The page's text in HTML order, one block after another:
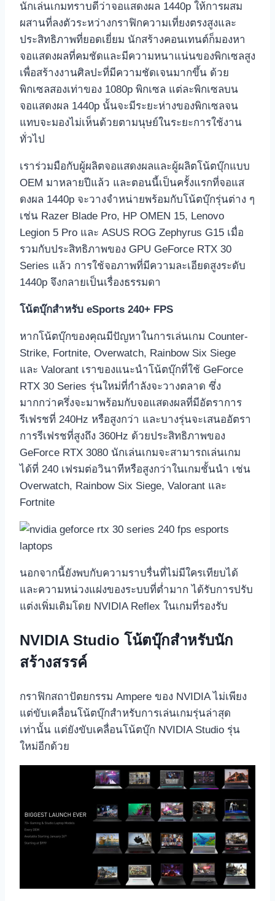
นักเล่นเกมทราบดีว่าจอแสดงผล 1440p ให้การผสม
ผสานที่ลงตัวระหว่างกราฟิกความเที่ยงตรงสูงและ
ประสิทธิภาพที่ยอดเยี่ยม นักสร้างคอนเทนต์ก็มองหา
จอแสดงผลที่คมชัดและมีความหนาแน่นของพิกเซลสูง
เพื่อสร้างงานศิลปะที่มีความชัดเจนมากขึ้น ด้วย
พิกเซลสองเท่าของ 1080p พิกเซล แต่ละพิกเซลบน
จอแสดงผล 1440p นั้นจะมีระยะห่างของพิกเซลจน
แทบจะมองไม่เห็นด้วยตามนุษย์ในระยะการใช้งาน
ทั่วไป
เราร่วมมือกับผู้ผลิตจอแสดงผลและผู้ผลิตโน้ตบุ๊กแบบ
OEM มาหลายปีแล้ว และตอนนี้เป็นครั้งแรกที่จอแส
ดงผล 1440p จะวางจำหน่ายพร้อมกับโน้ตบุ๊กรุ่นต่าง ๆ
เช่น Razer Blade Pro, HP OMEN 15, Lenovo
Legion 5 Pro และ ASUS ROG Zephyrus G15 เมื่อ
รวมกับประสิทธิภาพของ GPU GeForce RTX 30
Series แล้ว การใช้จอภาพที่มีความละเอียดสูงระดับ
1440p จึงกลายเป็นเรื่องธรรมดา
โน้ตบุ๊กสำหรับ eSports 240+ FPS
หากโน้ตบุ๊กของคุณมีปัญหาในการเล่นเกม Counter-
Strike, Fortnite, Overwatch, Rainbow Six Siege
และ Valorant เราของแนะนำโน้ตบุ๊กที่ใช้ GeForce
RTX 30 Series รุ่นใหม่ที่กำลังจะวางตลาด ซึ่ง
มากกว่าครึ่งจะมาพร้อมกับจอแสดงผลที่มีอัตราการ
รีเฟรชที่ 240Hz หรือสูงกว่า และบางรุ่นจะเสนออัตรา
การรีเฟรชที่สูงถึง 360Hz ด้วยประสิทธิภาพของ
GeForce RTX 3080 นักเล่นเกมจะสามารถเล่นเกม
ได้ที่ 240 เฟรมต่อวินาทีหรือสูงกว่าในเกมชั้นนำ เช่น
Overwatch, Rainbow Six Siege, Valorant และ
Fortnite
นอกจากนี้ยังพบกับความราบรื่นที่ไม่มีใครเทียบได้
และความหน่วงแฝงของระบบที่ต่ำมาก ได้รับการปรับ
แต่งเพิ่มเติมโดย NVIDIA Reflex ในเกมที่รองรับ
NVIDIA Studio โน้ตบุ๊กสำหรับนัก
สร้างสรรค์
กราฟิกสถาปัตยกรรม Ampere ของ NVIDIA ไม่เพียง
แต่ขับเคลื่อนโน้ตบุ๊กสำหรับการเล่นเกมรุ่นล่าสุด
เท่านั้น แต่ยังขับเคลื่อนโน้ตบุ๊ก NVIDIA Studio รุ่น
ใหม่อีกด้วย